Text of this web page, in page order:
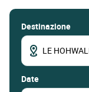
Destinazione
date